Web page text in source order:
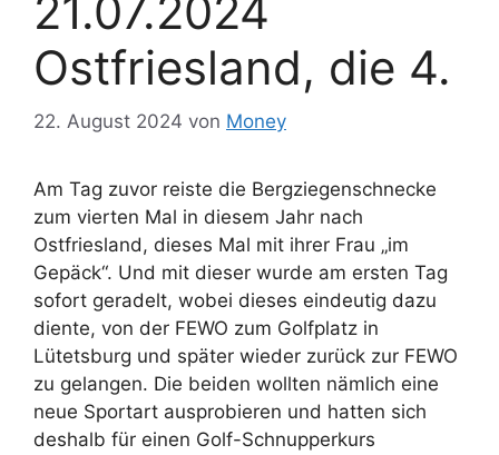
21.07.2024
Ostfriesland, die 4.
22. August 2024 von Money
Am Tag zuvor reiste die Bergziegenschnecke
zum vierten Mal in diesem Jahr nach
Ostfriesland, dieses Mal mit ihrer Frau „im
Gepäck“. Und mit dieser wurde am ersten Tag
sofort geradelt, wobei dieses eindeutig dazu
diente, von der FEWO zum Golfplatz in
Lütetsburg und später wieder zurück zur FEWO
zu gelangen. Die beiden wollten nämlich eine
neue Sportart ausprobieren und hatten sich
deshalb für einen Golf-Schnupperkurs